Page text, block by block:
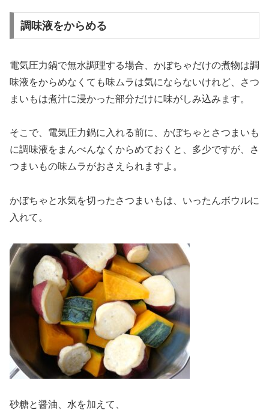
調味液をからめる
電気圧力鍋で無水調理する場合、かぼちゃだけの煮物は調
味液をからめなくても味ムラは気にならないけれど、さつ
まいもは煮汁に浸かった部分だけに味がしみ込みます。
そこで、電気圧力鍋に入れる前に、かぼちゃとさつまいも
に調味液をまんべんなくからめておくと、多少ですが、さ
つまいもの味ムラがおさえられますよ。
かぼちゃと水気を切ったさつまいもは、いったんボウルに
入れて。
砂糖と醤油、水を加えて、